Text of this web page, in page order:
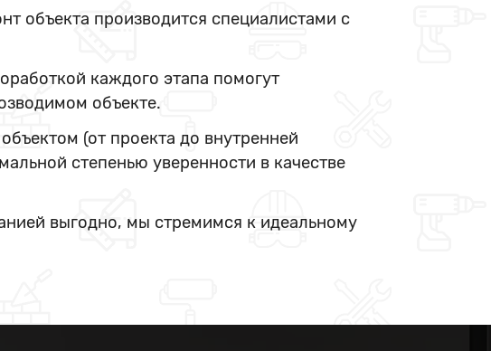
объекта производится специалистами с
каждого этапа помогут
объекте.
(от проекта до внутренней
степенью уверенности в качестве
выгодно, мы стремимся к идеальному